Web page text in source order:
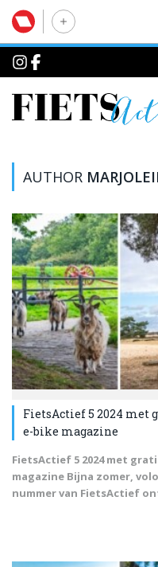
AUTHOR
FietsActief 5 2024 met
e-bike magazine
FietsActief 5 2024 met
magazine Bijna zomer,
nummer van FietsActief